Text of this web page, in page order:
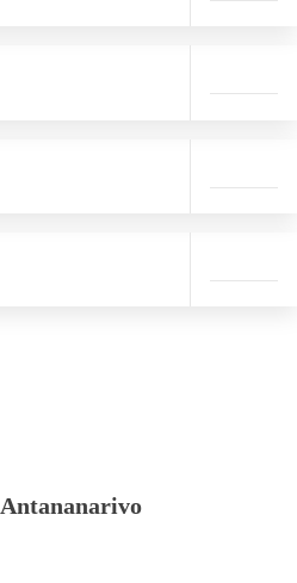
Antananarivo